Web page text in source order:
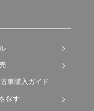
車購入ガイド
探す